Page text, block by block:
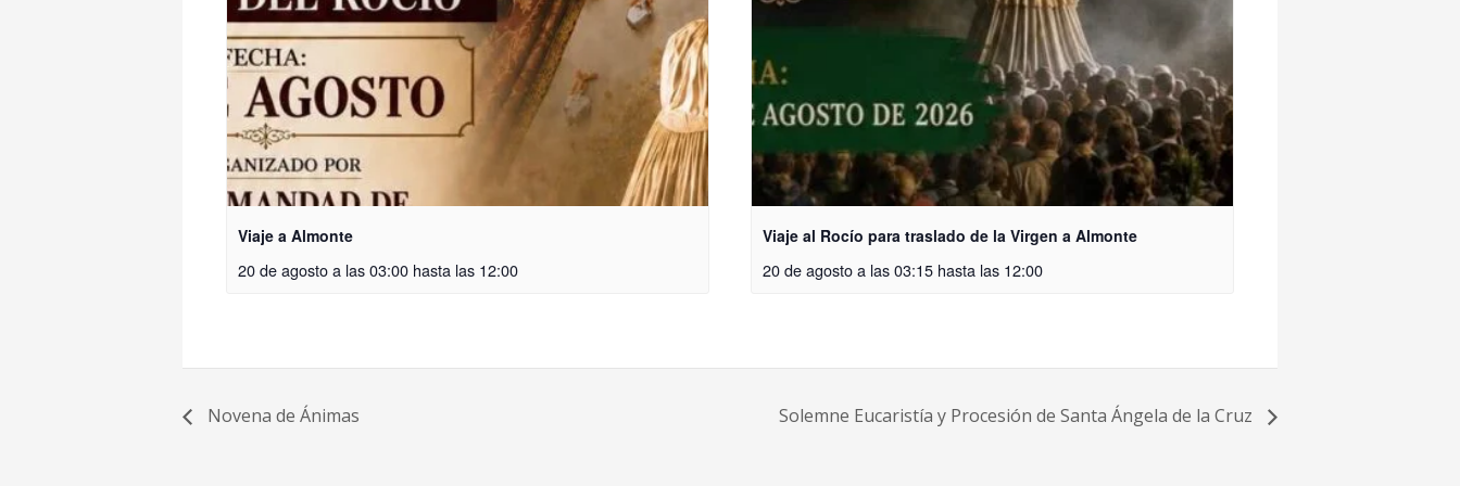
Viaje a Almonte
20 de agosto a las 03:00 hasta las 12:00
Viaje al Rocío para traslado de la Virgen a Almonte
20 de agosto a las 03:15 hasta las 12:00
Novena de Ánimas Solemne Eucaristía y Procesión de Santa Ángela de la Cruz